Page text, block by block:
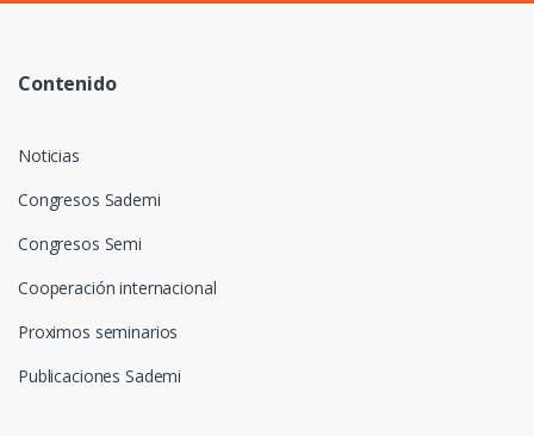
Contenido
Noticias
Congresos Sademi
Congresos Semi
Cooperación internacional
Proximos seminarios
Publicaciones Sademi